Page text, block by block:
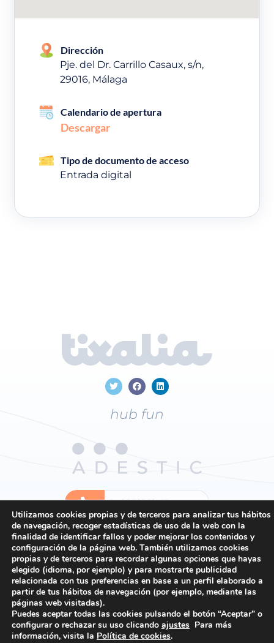
Dirección
Pje. del Dr. Carrillo Casaux, s/n,
29016, Málaga
Calendario de apertura
Descargar
Tipo de documento de acceso
Entrada digital
hub fun
+3496 169 19 43
Contacto
Política de privacidad
Política de cookies
Condiciones generales
Utilizamos cookies propias y de terceros para analizar tus hábitos
de navegación, recoger estadísticas de uso de la web con la
finalidad de identificar fallos y poder mejorar los contenidos y
configuración de la página web. También utilizamos cookies
propias y de terceros para recordar algunas opciones que hayas
elegido (idioma, por ejemplo) y para mostrarte publicidad
relacionada con tus preferencias en base a un perfil elaborado a
partir de tus hábitos de navegación (por ejemplo, mediante las
páginas web visitadas).
Puedes aceptar todas las cookies pulsando el botón “Aceptar” o
configurar o rechazar su uso clicando ajustes Para más
información, visita la Política de cookies.